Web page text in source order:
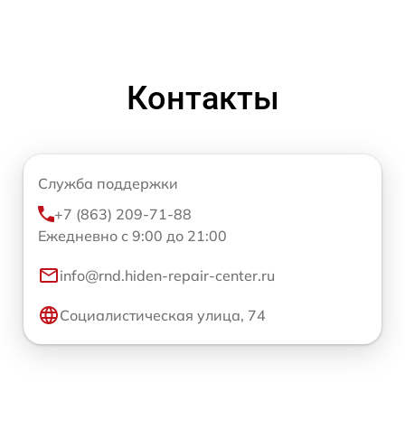
Контакты
Служба поддержки
+7 (863) 209-71-88
Ежедневно с 9:00 до 21:00
info@rnd.hiden-repair-center.ru
Социалистическая улица, 74